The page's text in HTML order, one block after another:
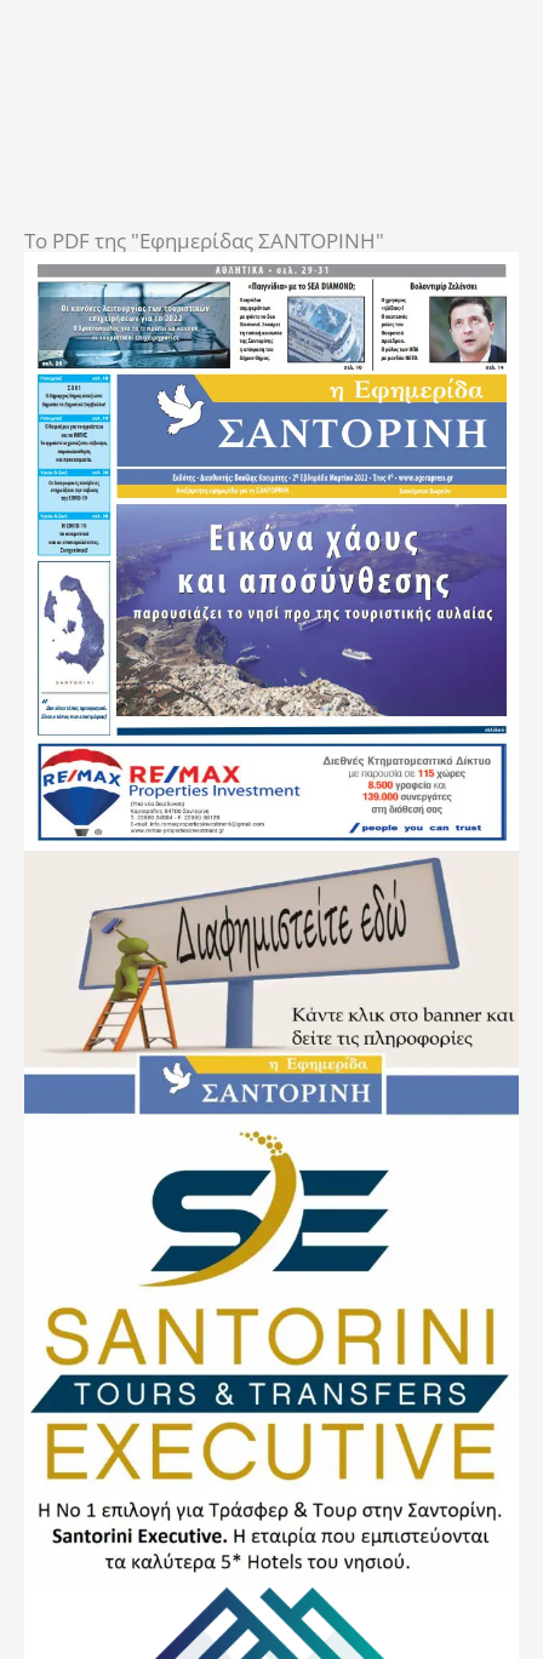
To PDF της "Εφημερίδας ΣΑΝΤΟΡΙΝΗ"